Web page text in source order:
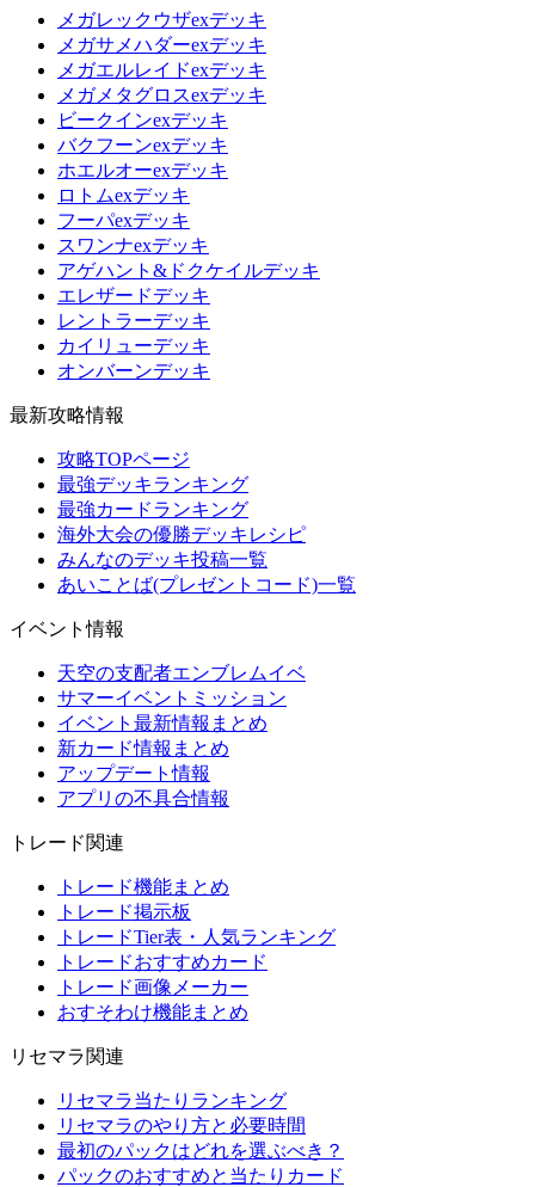
メガレックウザexデッキ
メガサメハダーexデッキ
メガエルレイドexデッキ
メガメタグロスexデッキ
ビークインexデッキ
バクフーンexデッキ
ホエルオーexデッキ
ロトムexデッキ
フーパexデッキ
スワンナexデッキ
アゲハント&ドクケイルデッキ
エレザードデッキ
レントラーデッキ
カイリューデッキ
オンバーンデッキ
最新攻略情報
攻略TOPページ
最強デッキランキング
最強カードランキング
海外大会の優勝デッキレシピ
みんなのデッキ投稿一覧
あいことば(プレゼントコード)一覧
イベント情報
天空の支配者エンブレムイベ
サマーイベントミッション
イベント最新情報まとめ
新カード情報まとめ
アップデート情報
アプリの不具合情報
トレード関連
トレード機能まとめ
トレード掲示板
トレードTier表・人気ランキング
トレードおすすめカード
トレード画像メーカー
おすそわけ機能まとめ
リセマラ関連
リセマラ当たりランキング
リセマラのやり方と必要時間
最初のパックはどれを選ぶべき？
パックのおすすめと当たりカード